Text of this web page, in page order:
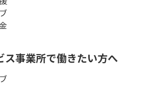
ス事業所で働きたい方へ